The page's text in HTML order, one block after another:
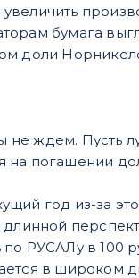
бумага
доли
не ждем. Пусть
на погашении
год из-за
длинной
по РУСАЛу в 100
в широком